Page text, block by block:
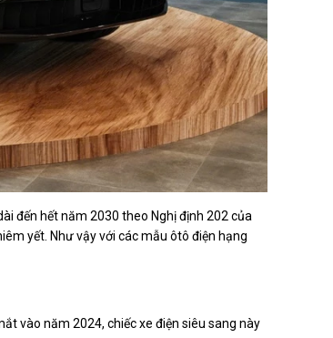
đến hết năm 2030 theo Nghị định 202 của
yết. Như vậy với các mẫu ôtô điện hạng
vào năm 2024, chiếc xe điện siêu sang này